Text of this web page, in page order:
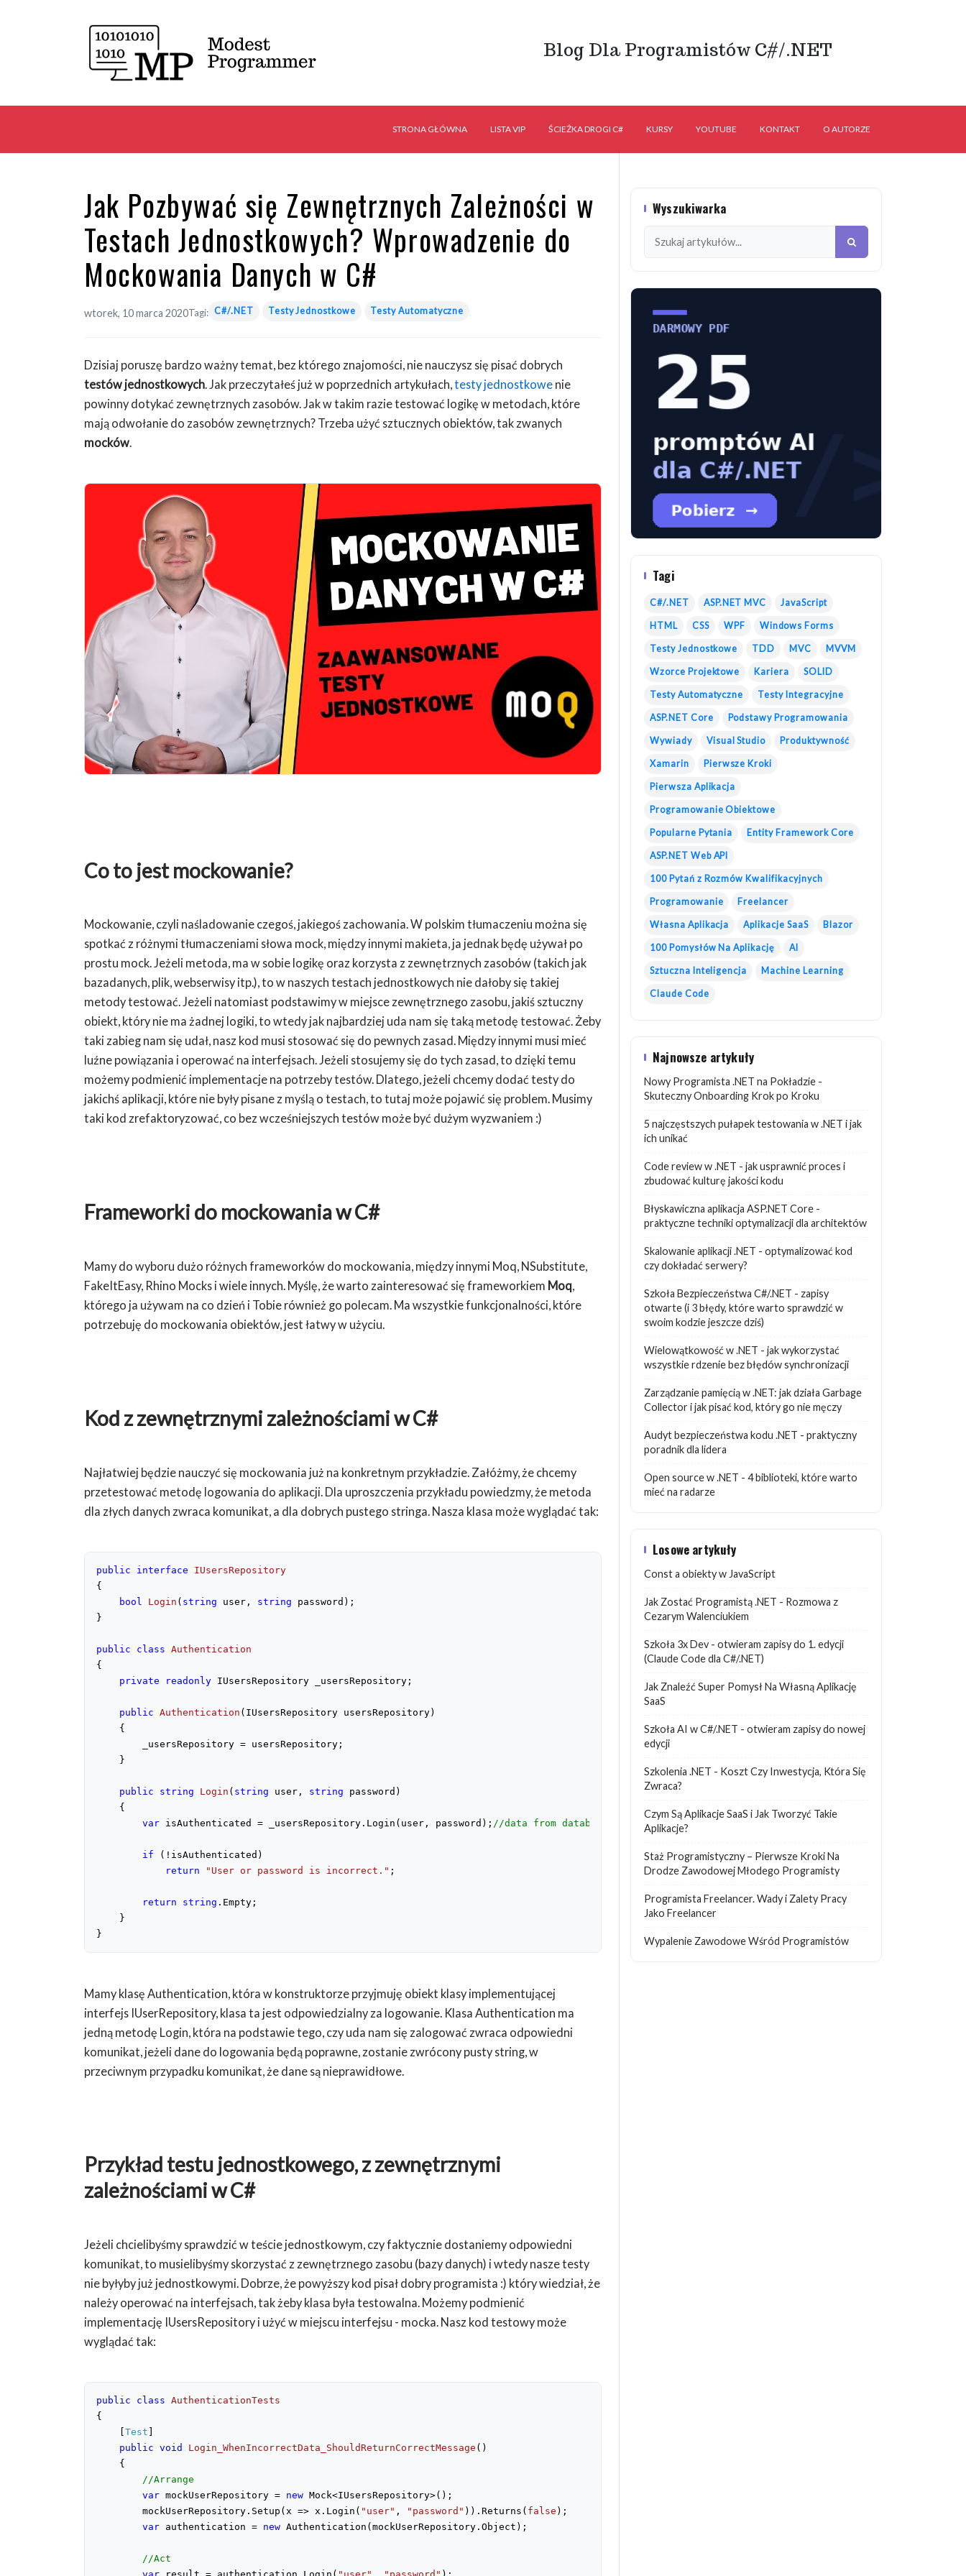
Blog Dla Programistów C#/.NET
STRONA GŁÓWNA LISTA VIP ŚCIEŻKA DROGI C# KURSY YOUTUBE KONTAKT O AUTORZE
Jak Pozbywać się Zewnętrznych Zależności w
Testach Jednostkowych? Wprowadzenie do
Mockowania Danych w C#
wtorek, 10 marca 2020Tagi: C#/.NET Testy Jednostkowe Testy Automatyczne
Dzisiaj poruszę bardzo ważny temat, bez którego znajomości, nie nauczysz się pisać dobrych
testów jednostkowych. Jak przeczytałeś już w poprzednich artykułach,testy jednostkowe nie
powinny dotykać zewnętrznych zasobów. Jak w takim razie testować logikę w metodach, które
mają odwołanie do zasobów zewnętrznych? Trzeba użyć sztucznych obiektów, tak zwanych
mocków.
Co to jest mockowanie?
Mockowanie, czyli naśladowanie czegoś, jakiegoś zachowania. W polskim tłumaczeniu można się
spotkać z różnymi tłumaczeniami słowa mock, między innymi makieta, ja jednak będę używał po
prostu mock. Jeżeli metoda, ma w sobie logikę oraz korzysta z zewnętrznych zasobów (takich jak
bazadanych, plik, webserwisy itp.), to w naszych testach jednostkowych nie dałoby się takiej
metody testować. Jeżeli natomiast podstawimy w miejsce zewnętrznego zasobu, jakiś sztuczny
obiekt, który nie ma żadnej logiki, to wtedy jak najbardziej uda nam się taką metodę testować. Żeby
taki zabieg nam się udał, nasz kod musi stosować się do pewnych zasad. Między innymi musi mieć
luźne powiązania i operować na interfejsach. Jeżeli stosujemy się do tych zasad, to dzięki temu
możemy podmienić implementacje na potrzeby testów. Dlatego, jeżeli chcemy dodać testy do
jakichś aplikacji, które nie były pisane z myślą o testach, to tutaj może pojawić się problem. Musimy
taki kod zrefaktoryzować, co bez wcześniejszych testów może być dużym wyzwaniem :)
Frameworki do mockowania w C#
Mamy do wyboru dużo różnych frameworków do mockowania, między innymi Moq, NSubstitute,
FakeItEasy, Rhino Mocks i wiele innych. Myślę, że warto zainteresować się frameworkiem Moq,
którego ja używam na co dzień i Tobie również go polecam. Ma wszystkie funkcjonalności, które
potrzebuję do mockowania obiektów, jest łatwy w użyciu.
Kod z zewnętrznymi zależnościami w C#
Najłatwiej będzie nauczyć się mockowania już na konkretnym przykładzie. Załóżmy, że chcemy
przetestować metodę logowania do aplikacji. Dla uproszczenia przykładu powiedzmy, że metoda
dla złych danych zwraca komunikat, a dla dobrych pustego stringa. Nasza klasa może wyglądać tak:
public interface
IUsersRepository
{
bool
Login ( string user, string password ) ;
}
public class Authentication
{
private
readonly IUsersRepository _usersRepository;
public Authentication ( IUsersRepository usersRepository)
{
        _usersRepository = usersRepository;
    }
public string Login ( string user, string password )
{
var isAuthenticated = _usersRepository.Login(user, password); //data from database
if (!isAuthenticated)
return
"User or password is incorrect." ;
return string .Empty;
    }
}
Mamy klasę Authentication, która w konstruktorze przyjmuję obiekt klasy implementującej
interfejs IUserRepository, klasa ta jest odpowiedzialny za logowanie. Klasa Authentication ma
jedną metodę Login, która na podstawie tego, czy uda nam się zalogować zwraca odpowiedni
komunikat, jeżeli dane do logowania będą poprawne, zostanie zwrócony pusty string, w
przeciwnym przypadku komunikat, że dane są nieprawidłowe.
Przykład testu jednostkowego, z zewnętrznymi
zależnościami w C#
Jeżeli chcielibyśmy sprawdzić w teście jednostkowym, czy faktycznie dostaniemy odpowiedni
komunikat, to musielibyśmy skorzystać z zewnętrznego zasobu (bazy danych) i wtedy nasze testy
nie byłyby już jednostkowymi. Dobrze, że powyższy kod pisał dobry programista :) który wiedział, że
należy operować na interfejsach, tak żeby klasa była testowalna. Możemy podmienić
implementację IUsersRepository i użyć w miejscu interfejsu - mocka. Nasz kod testowy może
wyglądać tak:
public class AuthenticationTests
{
Test
public void Login_WhenIncorrectData_ShouldReturnCorrectMessage ( )
{
//Arrange
var mockUserRepository = new Mock<IUsersRepository>();
        mockUserRepository.Setup(x => x.Login(
"user" , "password" )).Returns( false );
var authentication = new Authentication(mockUserRepository.Object);
//Act
Wyszukiwarka
Tagi
C#/.NET ASP.NET MVC JavaScript
HTML CSS WPF Windows Forms
Testy Jednostkowe TDD MVC MVVM
Wzorce Projektowe Kariera SOLID
Testy Automatyczne Testy Integracyjne
ASP.NET Core Podstawy Programowania
Wywiady Visual Studio Produktywność
Xamarin Pierwsze Kroki
Pierwsza Aplikacja
Programowanie Obiektowe
Popularne Pytania Entity Framework Core
ASP.NET Web API
100 Pytań z Rozmów Kwalifikacyjnych
Programowanie Freelancer
Własna Aplikacja Aplikacje SaaS Blazor
100 Pomysłów Na Aplikację AI
Sztuczna Inteligencja Machine Learning
Claude Code
Najnowsze artykuły
Nowy Programista .NET na Pokładzie -
Skuteczny Onboarding Krok po Kroku
5 najczęstszych pułapek testowania w .NET i jak
ich unikać
Code review w .NET - jak usprawnić proces i
zbudować kulturę jakości kodu
Błyskawiczna aplikacja ASP.NET Core -
praktyczne techniki optymalizacji dla architektów
Skalowanie aplikacji .NET - optymalizować kod
czy dokładać serwery?
Szkoła Bezpieczeństwa C#/.NET - zapisy
otwarte (i 3 błędy, które warto sprawdzić w
swoim kodzie jeszcze dziś)
Wielowątkowość w .NET - jak wykorzystać
wszystkie rdzenie bez błędów synchronizacji
Zarządzanie pamięcią w .NET: jak działa Garbage
Collector i jak pisać kod, który go nie męczy
Audyt bezpieczeństwa kodu .NET - praktyczny
poradnik dla lidera
Open source w .NET - 4 biblioteki, które warto
mieć na radarze
Losowe artykuły
Const a obiekty w JavaScript
Jak Zostać Programistą .NET - Rozmowa z
Cezarym Walenciukiem
Szkoła 3x Dev - otwieram zapisy do 1. edycji
(Claude Code dla C#/.NET)
Jak Znaleźć Super Pomysł Na Własną Aplikację
SaaS
Szkoła AI w C#/.NET - otwieram zapisy do nowej
edycji
Szkolenia .NET - Koszt Czy Inwestycja, Która Się
Zwraca?
Czym Są Aplikacje SaaS i Jak Tworzyć Takie
Aplikacje?
Staż Programistyczny – Pierwsze Kroki Na
Drodze Zawodowej Młodego Programisty
Programista Freelancer. Wady i Zalety Pracy
Jako Freelancer
Wypalenie Zawodowe Wśród Programistów